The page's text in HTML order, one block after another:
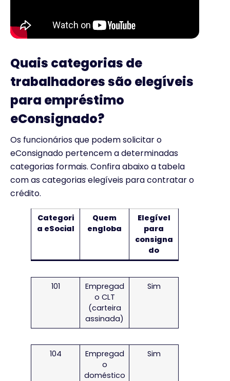
Quais categorias de
trabalhadores são elegíveis
para empréstimo
eConsignado?
Os funcionários que podem solicitar o
eConsignado pertencem a determinadas
categorias formais. Confira abaixo a tabela
com as categorias elegíveis para contratar o
crédito.
Categori
a eSocial
Quem
engloba
Elegível
para
consigna
do
101
Empregad
o CLT
(carteira
assinada)
Sim
104
Empregad
o
doméstico
Sim